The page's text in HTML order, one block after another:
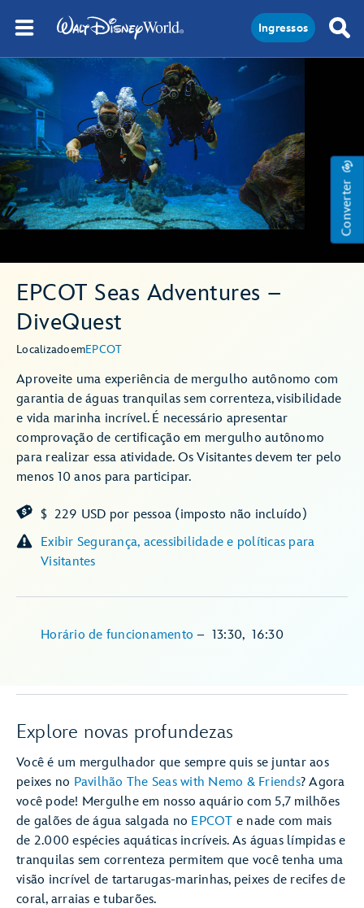
Ingressos
Converter
EPCOT Seas Adventures –
DiveQuest
LocalizadoemEPCOT
Aproveite uma experiência de mergulho autônomo com
garantia de águas tranquilas sem correnteza, visibilidade
e vida marinha incrível. É necessário apresentar
comprovação de certificação em mergulho autônomo
para realizar essa atividade. Os Visitantes devem ter pelo
menos 10 anos para participar.
$ 229 USD por pessoa (imposto não incluído)
Exibir Segurança, acessibilidade e políticas para
Visitantes
Horário de funcionamento– 13:30, 16:30
Explore novas profundezas
Você é um mergulhador que sempre quis se juntar aos
peixes no Pavilhão The Seas with Nemo & Friends? Agora
você pode! Mergulhe em nosso aquário com 5,7 milhões
de galões de água salgada no EPCOT e nade com mais
de 2.000 espécies aquáticas incríveis. As águas límpidas e
tranquilas sem correnteza permitem que você tenha uma
visão incrível de tartarugas-marinhas, peixes de recifes de
coral, arraias e tubarões.